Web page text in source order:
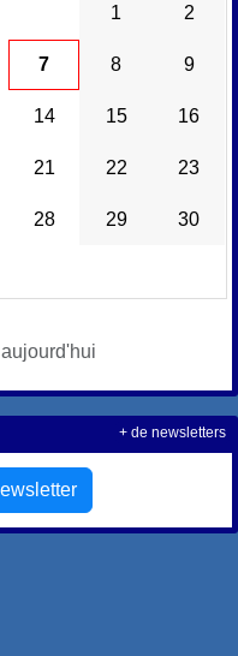
1 2
7 8 9
14 15 16
21 22 23
28 29 30
+ de newsletters